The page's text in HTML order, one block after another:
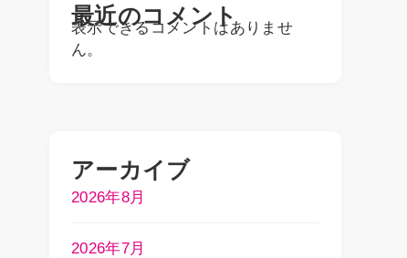
最近のコメント
表示できるコメントはありませ
ん。
アーカイブ
2026年8月
2026年7月